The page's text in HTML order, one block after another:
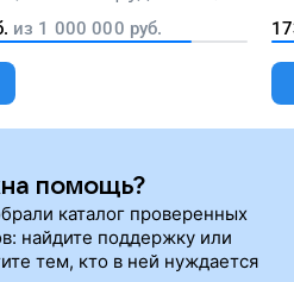
корм и предметы первой
из 1 000 000 руб.
помощь?
каталог проверенных
найдите поддержку или
тем, кто в ней нуждается